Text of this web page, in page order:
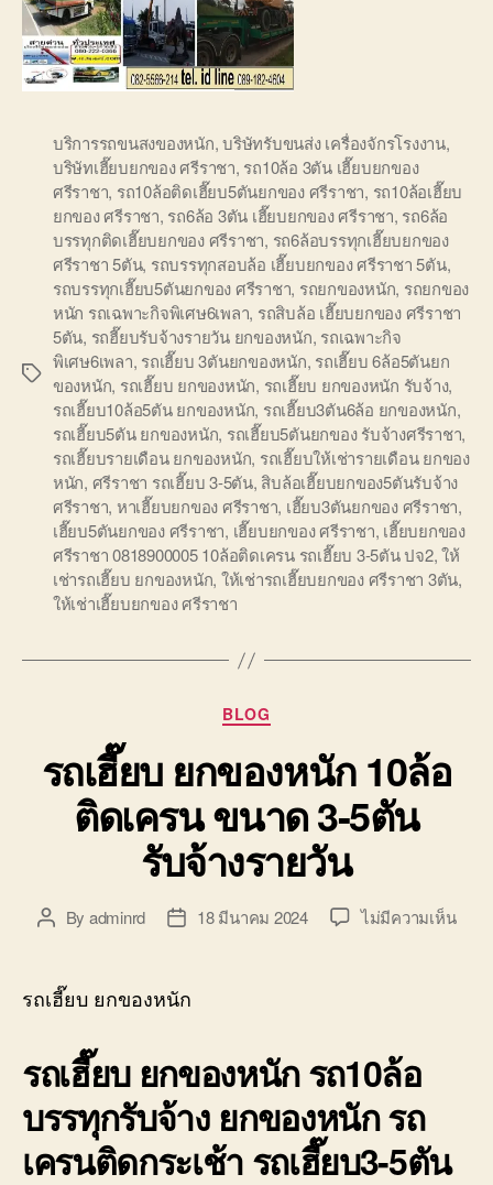
Tags
บริการรถขนสงของหนัก,บริษัทรับขนส่ง เครื่องจักรโรงงาน,
บริษัทเฮี๊ยบยกของ ศรีราชา, รถ10ล้อ 3ตัน เฮี๊ยบยกของ
ศรีราชา, รถ10ล้อติดเฮี๊ยบ5ตันยกของ ศรีราชา, รถ10ล้อเฮี๊ยบ
ยกของ ศรีราชา, รถ6ล้อ 3ตัน เฮี๊ยบยกของ ศรีราชา, รถ6ล้อ
บรรทุกติดเฮี๊ยบยกของ ศรีราชา, รถ6ล้อบรรทุกเฮี๊ยบยกของ
ศรีราชา 5ตัน, รถบรรทุกสอบล้อ เฮี๊ยบยกของ ศรีราชา 5ตัน,
รถบรรทุกเฮี๊ยบ5ตันยกของ ศรีราชา, รถยกของหนัก, รถยกของ
หนัก รถเฉพาะกิจพิเศษ6เพลา, รถสิบล้อ เฮี๊ยบยกของ ศรีราชา
5ตัน, รถฮี๊ยบรับจ้างรายวัน ยกของหนัก, รถเฉพาะกิจ
พิเศษ6เพลา, รถเฮี๊ยบ 3ตันยกของหนัก, รถเฮี๊ยบ 6ล้อ5ตันยก
ของหนัก, รถเฮี๊ยบ ยกของหนัก, รถเฮี๊ยบ ยกของหนัก รับจ้าง,
รถเฮี๊ยบ10ล้อ5ตัน ยกของหนัก, รถเฮี๊ยบ3ตัน6ล้อ ยกของหนัก,
รถเฮี๊ยบ5ตัน ยกของหนัก, รถเฮี๊ยบ5ตันยกของ รับจ้างศรีราชา,
รถเฮี๊ยบรายเดือน ยกของหนัก, รถเฮี๊ยบให้เช่ารายเดือน ยกของ
หนัก, ศรีราชา รถเฮี๊ยบ 3-5ตัน, สิบล้อเฮี๊ยบยกของ5ตันรับจ้าง
ศรีราชา, หาเฮี๊ยบยกของ ศรีราชา, เฮี๊ยบ3ตันยกของ ศรีราชา,
เฮี๊ยบ5ตันยกของ ศรีราชา, เฮี๊ยบยกของ ศรีราชา, เฮี๊ยบยกของ
ศรีราชา 0818900005 10ล้อติดเครน รถเฮี๊ยบ 3-5ตัน ปจ2,ให้
เช่ารถเฮี๊ยบ ยกของหนัก, ให้เช่ารถเฮี๊ยบยกของ ศรีราชา 3ตัน,
ให้เช่าเฮี๊ยบยกของ ศรีราชา
Categories
BLOG
รถเฮี๊ยบ ยกของหนัก 10ล้อ
ติดเครน ขนาด 3-5ตัน
รับจ้างรายวัน
PostBy adminrd
Post18 มีนาคม 2024 ไม่มีความเห็นบน
รถเฮี๊ยบ ยกของหนัก
รถเฮี๊ยบ ยกของหนัก รถ10ล้อ
บรรทุกรับจ้าง ยกของหนัก รถ
เครนติดกระเช้า รถเฮี๊ยบ3-5ตัน